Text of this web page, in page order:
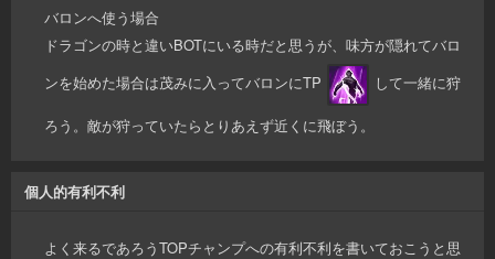
バロンへ使う場合
ドラゴンの時と違いBOTにいる時だと思うが、味方が隠れてバロ
ンを始めた場合は茂みに入ってバロンにTP
して一緒に狩
ろう。敵が狩っていたらとりあえず近くに飛ぼう。
個人的有利不利
よく来るであろうTOPチャンプへの有利不利を書いておこうと思